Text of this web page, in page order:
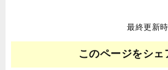
最終更新
このページをシェ